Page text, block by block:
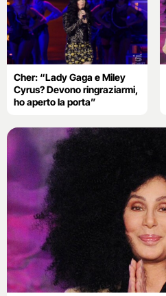
Cher: “Lady Gaga e Miley
Cyrus? Devono ringraziarmi,
ho aperto la porta”